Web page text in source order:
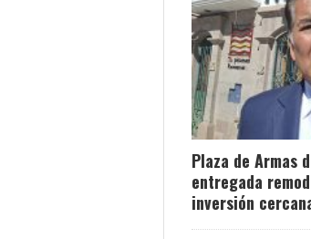
Plaza de Armas
entregada
inversión